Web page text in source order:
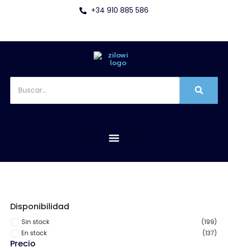
+34 910 885 586
Disponibilidad
Sin stock
(199)
En stock
(137)
Precio